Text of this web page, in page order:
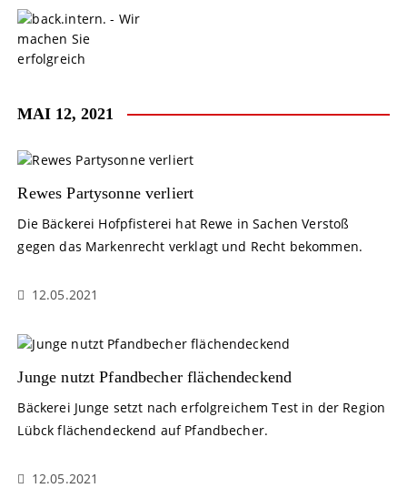
MAI 12, 2021
Rewes Partysonne verliert
Die Bäckerei Hofpfisterei hat Rewe in Sachen Verstoß
gegen das Markenrecht verklagt und Recht bekommen.
12.05.2021
Junge nutzt Pfandbecher flächendeckend
Bäckerei Junge setzt nach erfolgreichem Test in der Region
Lübck flächendeckend auf Pfandbecher.
12.05.2021